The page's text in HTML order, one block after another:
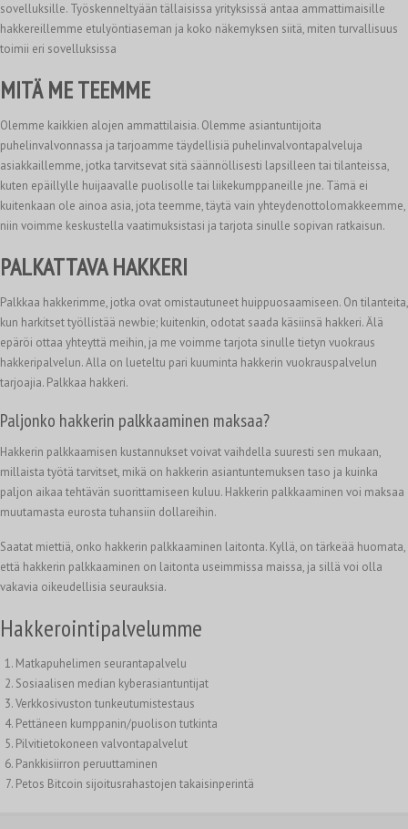
sovelluksille. Työskenneltyään tällaisissa yrityksissä antaa ammattimaisille
hakkereillemme etulyöntiaseman ja koko näkemyksen siitä, miten turvallisuus
toimii eri sovelluksissa
MITÄ ME TEEMME
Olemme kaikkien alojen ammattilaisia. Olemme asiantuntijoita
puhelinvalvonnassa ja tarjoamme täydellisiä puhelinvalvontapalveluja
asiakkaillemme, jotka tarvitsevat sitä säännöllisesti lapsilleen tai tilanteissa,
kuten epäillylle huijaavalle puolisolle tai liikekumppaneille jne. Tämä ei
kuitenkaan ole ainoa asia, jota teemme, täytä vain yhteydenottolomakkeemme,
niin voimme keskustella vaatimuksistasi ja tarjota sinulle sopivan ratkaisun.
PALKATTAVA HAKKERI
Palkkaa hakkerimme, jotka ovat omistautuneet huippuosaamiseen. On tilanteita,
kun harkitset työllistää newbie; kuitenkin, odotat saada käsiinsä hakkeri. Älä
epäröi ottaa yhteyttä meihin, ja me voimme tarjota sinulle tietyn vuokraus
hakkeripalvelun. Alla on lueteltu pari kuuminta hakkerin vuokrauspalvelun
tarjoajia. Palkkaa hakkeri.
Paljonko hakkerin palkkaaminen maksaa?
Hakkerin palkkaamisen kustannukset voivat vaihdella suuresti sen mukaan,
millaista työtä tarvitset, mikä on hakkerin asiantuntemuksen taso ja kuinka
paljon aikaa tehtävän suorittamiseen kuluu. Hakkerin palkkaaminen voi maksaa
muutamasta eurosta tuhansiin dollareihin.
Saatat miettiä, onko hakkerin palkkaaminen laitonta. Kyllä, on tärkeää huomata,
että hakkerin palkkaaminen on laitonta useimmissa maissa, ja sillä voi olla
vakavia oikeudellisia seurauksia.
Hakkerointipalvelumme
Matkapuhelimen seurantapalvelu
Sosiaalisen median kyberasiantuntijat
Verkkosivuston tunkeutumistestaus
Pettäneen kumppanin/puolison tutkinta
Pilvitietokoneen valvontapalvelut
Pankkisiirron peruuttaminen
Petos Bitcoin sijoitusrahastojen takaisinperintä